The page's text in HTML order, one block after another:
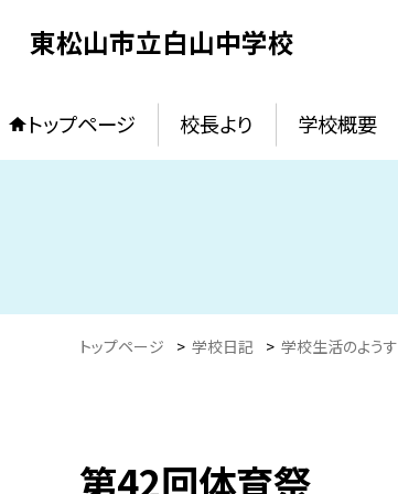
東松山市立白山中学校
トップページ 校長より 学校概要
トップページ > 学校日記 > 学校生活のようす
第42回体育祭